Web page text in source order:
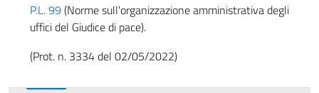
P.L. 99 (Norme sull'organizzazione amministrativa degli
uffici del Giudice di pace).
(Prot. n. 3334 del 02/05/2022)